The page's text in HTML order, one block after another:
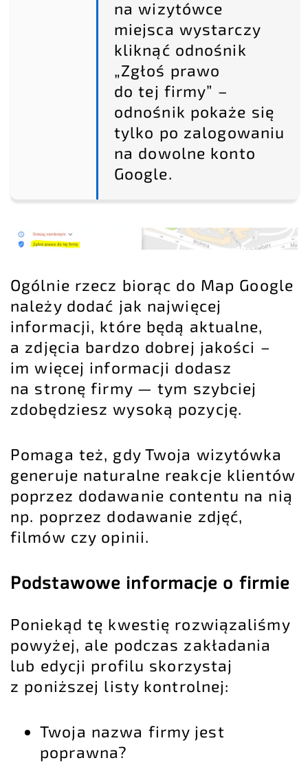
na wizytówce
miejsca wystarczy
kliknąć odnośnik
„Zgłoś prawo
do tej firmy” –
odnośnik pokaże się
tylko po zalogowaniu
na dowolne konto
Google.
Ogólnie rzecz biorąc do Map Google
należy dodać jak najwięcej
informacji, które będą aktualne,
a zdjęcia bardzo dobrej jakości –
im więcej informacji dodasz
na stronę firmy — tym szybciej
zdobędziesz wysoką pozycję.
Pomaga też, gdy Twoja wizytówka
generuje naturalne reakcje klientów
poprzez dodawanie contentu na nią
np. poprzez dodawanie zdjęć,
filmów czy opinii.
Podstawowe informacje o firmie
Poniekąd tę kwestię rozwiązaliśmy
powyżej, ale podczas zakładania
lub edycji profilu skorzystaj
z poniższej listy kontrolnej:
Twoja nazwa firmy jest
poprawna?